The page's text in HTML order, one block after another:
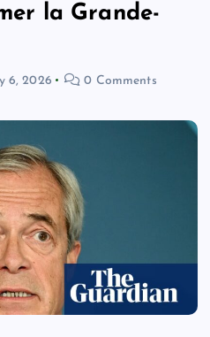
la Grande-
6, 2026 0 Comments